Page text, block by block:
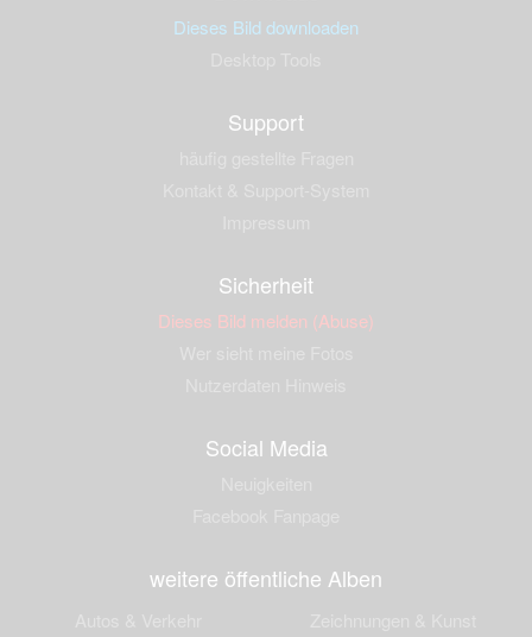
Dieses Bild downloaden
Support
Sicherheit
Dieses Bild melden (Abuse)
Social Media
weitere öffentliche Alben